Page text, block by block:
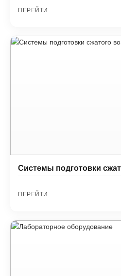
ПЕРЕЙТИ
Системы подготовки
ПЕРЕЙТИ